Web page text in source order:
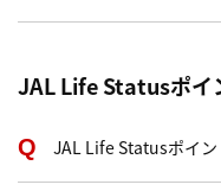
JAL Life Statusポイ
JAL Life Statusポイ